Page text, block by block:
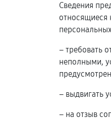
Сведения
относящиеся
– требовать
неполными,
– выдвигать
– на отзыв